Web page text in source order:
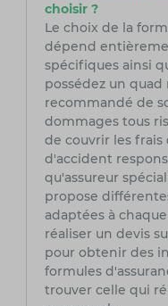
choisir ?
Le choix de la
dépend
spécifiques ainsi
possédez un
recommandé de
dommages tous
de couvrir les frais
d'accident
qu'assureur
propose
adaptées à
réaliser un devis
pour obtenir des
formules
trouver celle qui